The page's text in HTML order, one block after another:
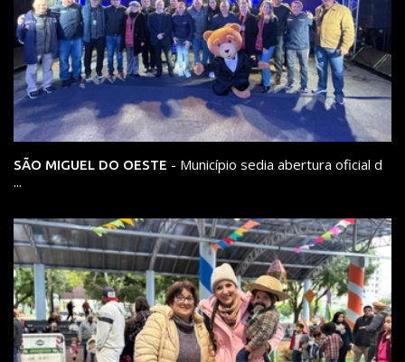
SÃO MIGUEL DO OESTE - Município sedia abertura oficial d
...